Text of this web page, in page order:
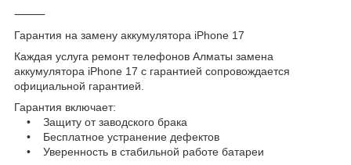
⸻
Гарантия на замену аккумулятора iPhone 17
Каждая услуга ремонт телефонов Алматы замена
аккумулятора iPhone 17 с гарантией сопровождается
официальной гарантией.
Гарантия включает:
• Защиту от заводского брака
• Бесплатное устранение дефектов
• Уверенность в стабильной работе батареи